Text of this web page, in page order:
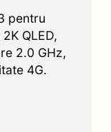
pentru
QLED,
2.0 GHz,
4G.